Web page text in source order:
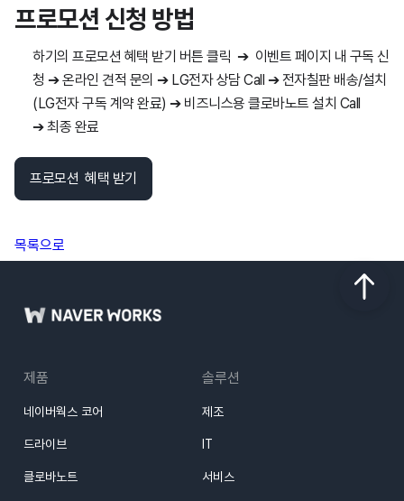
프로모션 신청 방법
하기의 프로모션 혜택 받기 버튼 클릭 ➔ 이벤트 페이지 내 구독 신
청 ➔온라인 견적 문의 ➔LG전자 상담 Call ➔전자칠판 배송/설치
(LG전자 구독 계약 완료) ➔비즈니스용 클로바노트 설치 Call
➔최종 완료
프로모션 혜택 받기
목록으로
제품
네이버웍스 코어
드라이브
클로바노트
솔루션
제조
IT
서비스